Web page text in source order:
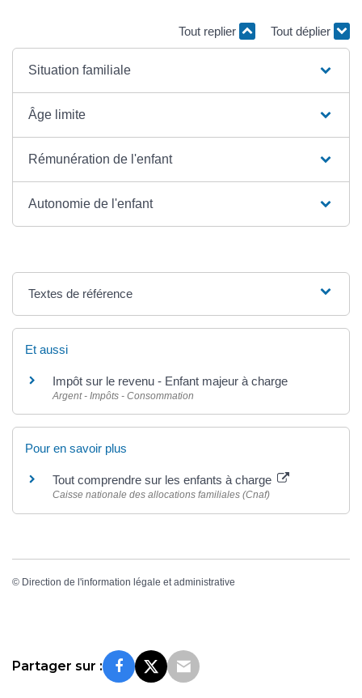
Tout replier Tout déplier
Situation familiale
Âge limite
Rémunération de l'enfant
Autonomie de l'enfant
Textes de référence
Et aussi
Impôt sur le revenu - Enfant majeur à charge
Argent - Impôts - Consommation
Pour en savoir plus
Tout comprendre sur les enfants à charge
Caisse nationale des allocations familiales (Cnaf)
© Direction de l'information légale et administrative
Partager sur :